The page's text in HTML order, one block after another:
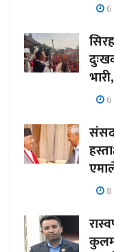
संसद